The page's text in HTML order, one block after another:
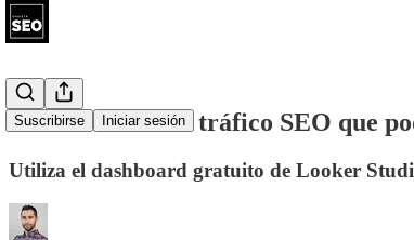
Suscribirse Iniciar sesión
Cómo estimar el tráfico SEO que
Utiliza el dashboard gratuito de Looker